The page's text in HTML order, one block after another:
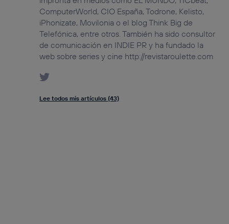
ComputerWorld, CIO España, Todrone, Kelisto,
iPhonizate, Movilonia o el blog Think Big de
Telefónica, entre otros. También ha sido consultor
de comunicación en INDIE PR y ha fundado la
web sobre series y cine http://revistaroulette.com
Lee todos mis artículos (43)